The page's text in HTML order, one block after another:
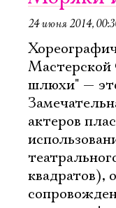
24 июня 2014,
шлюхи" —
актеров
квадратов),